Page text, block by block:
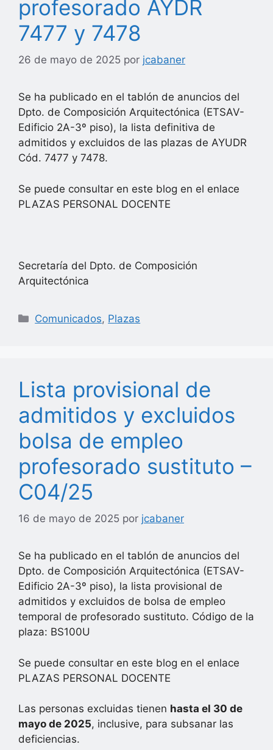
profesorado AYDR
7477 y 7478
26 de mayo de 2025 por jcabaner
Se ha publicado en el tablón de anuncios del
Dpto. de Composición Arquitectónica (ETSAV-
Edificio 2A-3º piso), la lista definitiva de
admitidos y excluidos de las plazas de AYUDR
Cód. 7477 y 7478.
Se puede consultar en este blog en el enlace
PLAZAS PERSONAL DOCENTE
Secretaría del Dpto. de Composición
Arquitectónica
Categorías
Comunicados, Plazas
Lista provisional de
admitidos y excluidos
bolsa de empleo
profesorado sustituto –
C04/25
16 de mayo de 2025 por jcabaner
Se ha publicado en el tablón de anuncios del
Dpto. de Composición Arquitectónica (ETSAV-
Edificio 2A-3º piso), la lista provisional de
admitidos y excluidos de bolsa de empleo
temporal de profesorado sustituto. Código de la
plaza: BS100U
Se puede consultar en este blog en el enlace
PLAZAS PERSONAL DOCENTE
Las personas excluidas tienen hasta el 30 de
mayo de 2025, inclusive, para subsanar las
deficiencias.